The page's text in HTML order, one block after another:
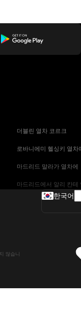
더블린 열차 코르크
로바니에미 헬싱키 열차
마드리드 말라가 열차에
마드리드에서 알리 칸테
바르셀로나-말라가 열차
서울~울산열차
않습니
한국어